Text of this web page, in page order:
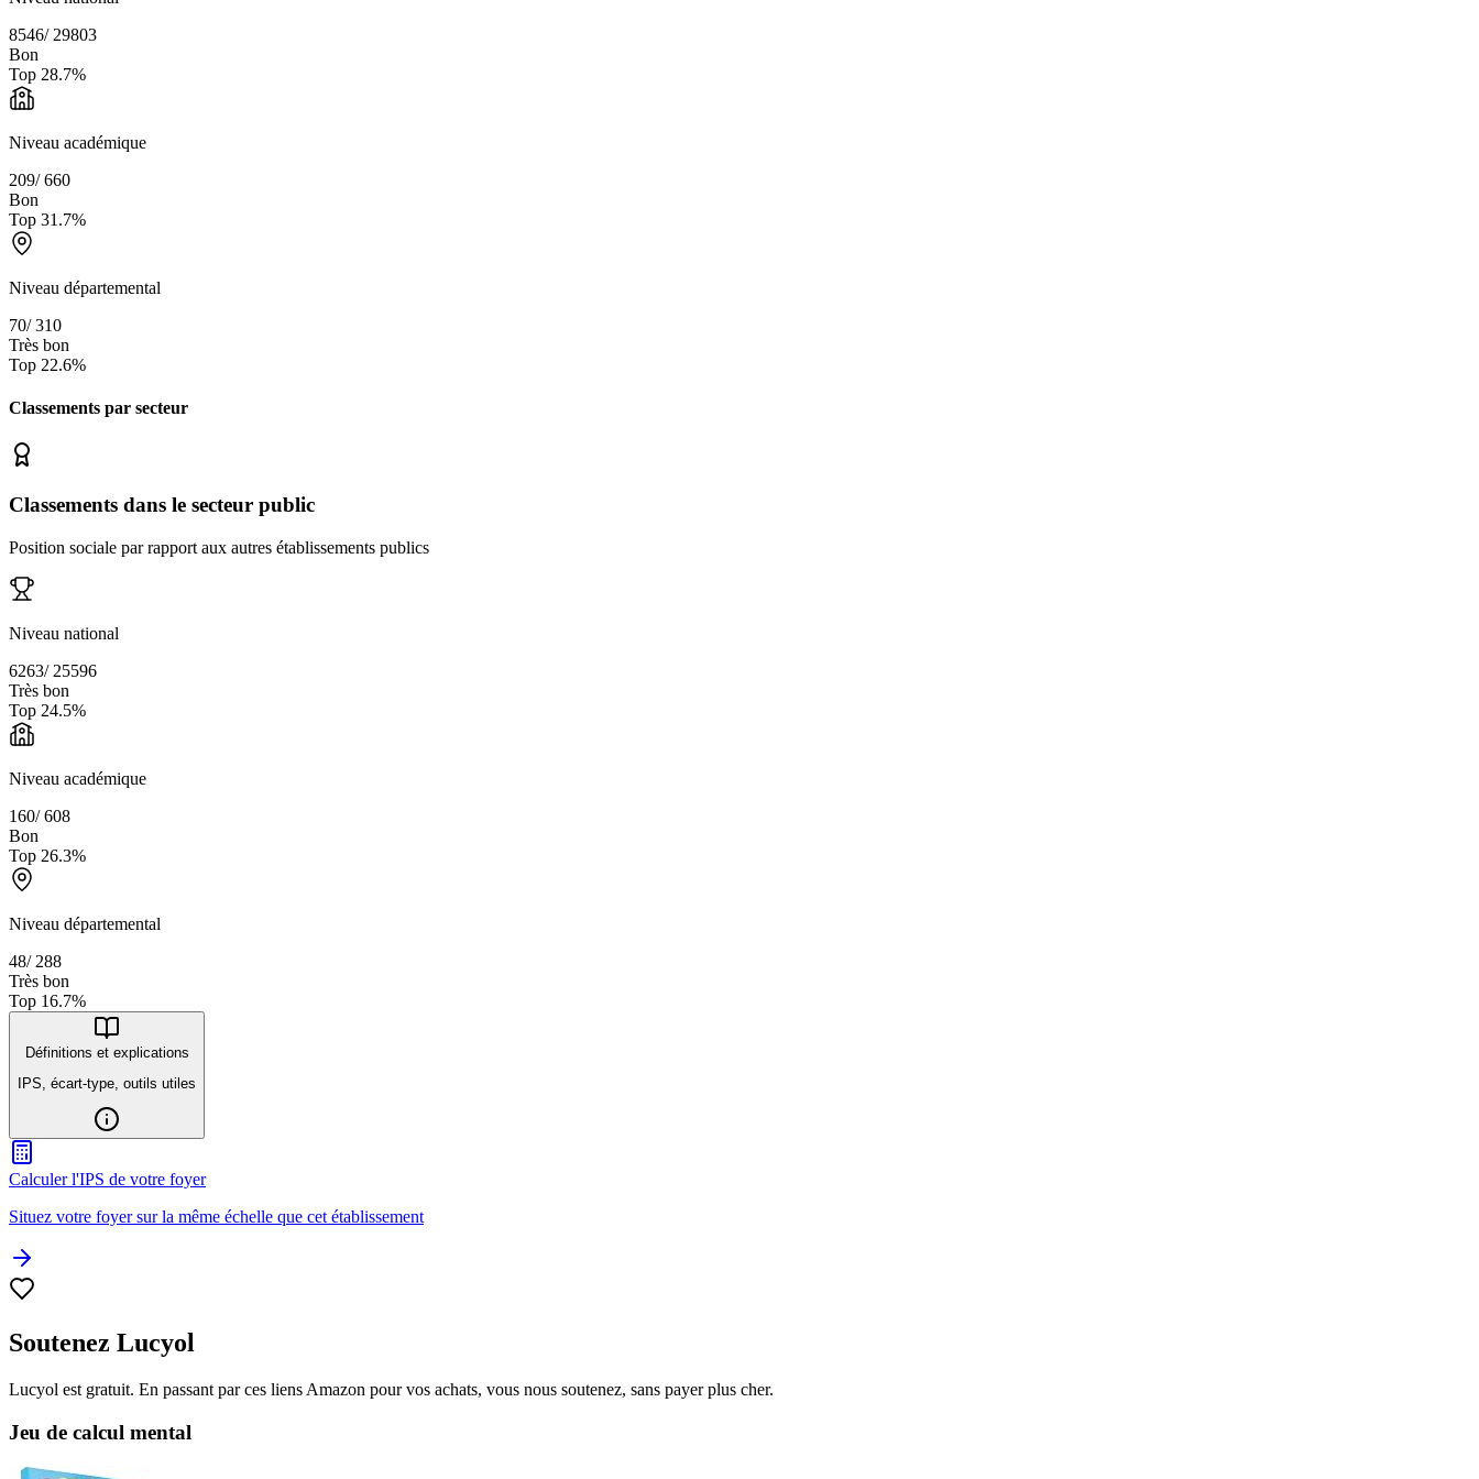
8546/ 29803
Bon
Top 28.7%
Niveau académique
209/660
Bon
Top 31.7%
Niveau départemental
70/310
Très bon
Top 22.6%
Classements par secteur
Classements dans le secteur public
Position sociale par rapport aux autres établissements publics
Niveau national
6263/ 25596
Très bon
Top 24.5%
Niveau académique
160/608
Bon
Top 26.3%
Niveau départemental
48/ 288
Très bon
Top 16.7%
Définitions et explications
IPS, écart-type, outils utiles
Calculer l'IPS de votre foyer
Situez votre foyer sur la même échelle que cet établissement
Soutenez Lucyol
Lucyol est gratuit. En passant par ces liens Amazon pour vos achats, vous nous soutenez, sans payer plus cher.
Jeu de calcul mental